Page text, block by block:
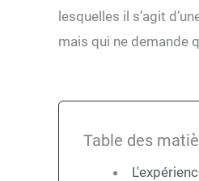
lesquelles il s’agit
mais qui ne demande
Table des